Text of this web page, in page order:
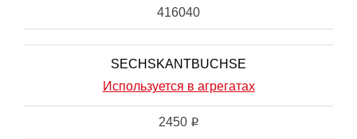
416040
SECHSKANTBUCHSE
Используется в агрегатах
2450 i